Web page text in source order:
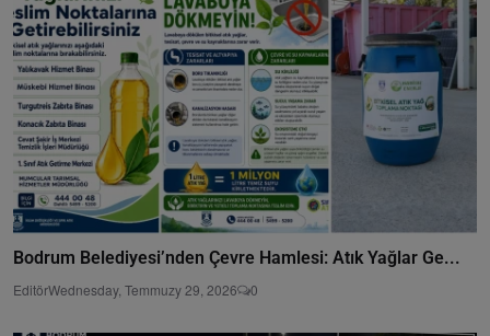
Bodrum Belediyesi’nden Çevre Hamlesi: Atık Yağlar Ge...
EditörWednesday, Temmuzy 29, 2026 0